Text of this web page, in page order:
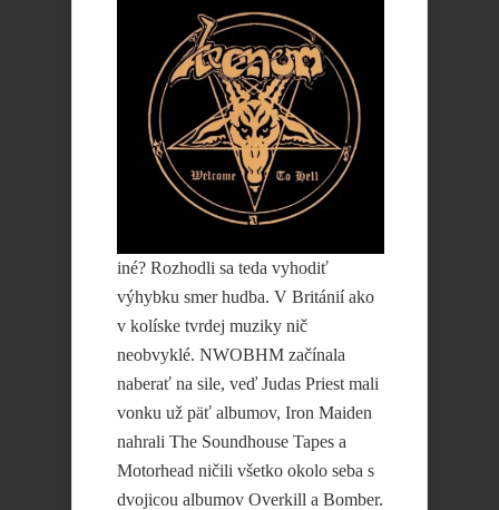
iné? Rozhodli sa teda vyhodiť
výhybku smer hudba. V Británií ako
v kolíske tvrdej muziky nič
neobvyklé. NWOBHM začínala
naberať na sile, veď Judas Priest mali
vonku už päť albumov, Iron Maiden
nahrali The Soundhouse Tapes a
Motorhead ničili všetko okolo seba s
dvojicou albumov Overkill a Bomber.